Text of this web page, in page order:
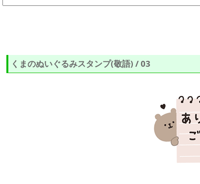
くまのぬいぐるみスタンプ(敬語) / 03